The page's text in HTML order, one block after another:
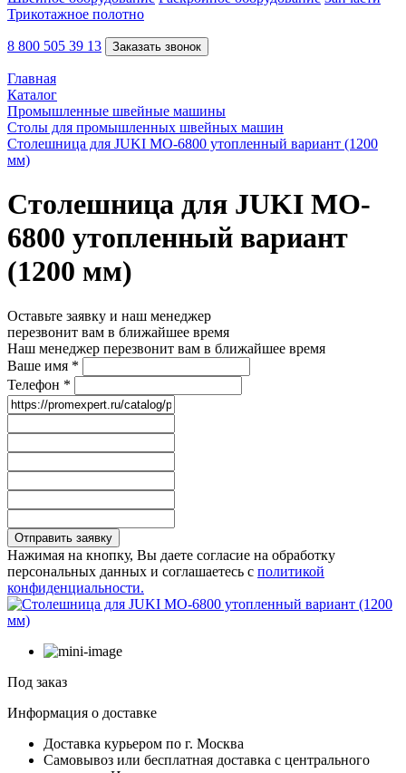
Трикотажное полотно
8 800 505 39 13 Заказать звонок
Главная
Каталог
Промышленные швейные машины
Столы для промышленных швейных машин
Столешница для JUKI MO-6800 утопленный вариант (1200
мм)
Столешница для JUKI MO-
6800 утопленный вариант
(1200 мм)
Оставьте заявку и наш менеджер
перезвонит вам в ближайшее время
Наш менеджер перезвонит вам в ближайшее время
Ваше имя *
Телефон *
Отправить заявку
Нажимая на кнопку, Вы даете согласие на обработку
персональных данных и соглашаетесь с политикой
конфиденциальности.
Под заказ
Информация о доставке
Доставка курьером по г. Москва
Самовывоз или бесплатная доставка с центрального